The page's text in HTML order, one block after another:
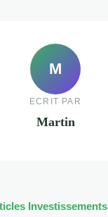
M
ECRIT PAR
Martin
Investissements